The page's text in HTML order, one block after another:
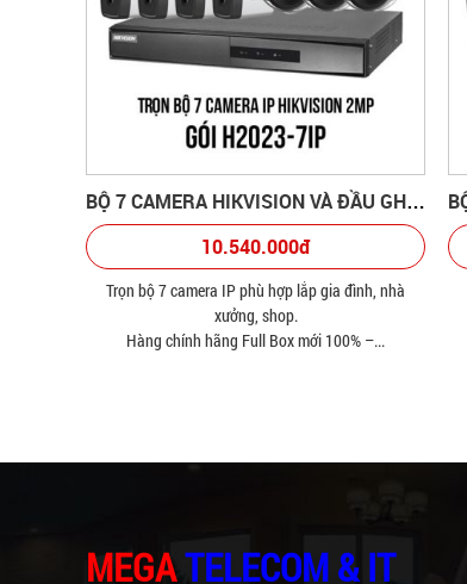
BỘ 7 CAMERA HIKVISION VÀ ĐẦU GHI HÌNH
10.540.000đ
Trọn bộ 7 camera IP phù hợp lắp gia đình, nhà
xưởng, shop.
Hàng chính hãng Full Box mới 100% –...
MEGATELECOM & IT